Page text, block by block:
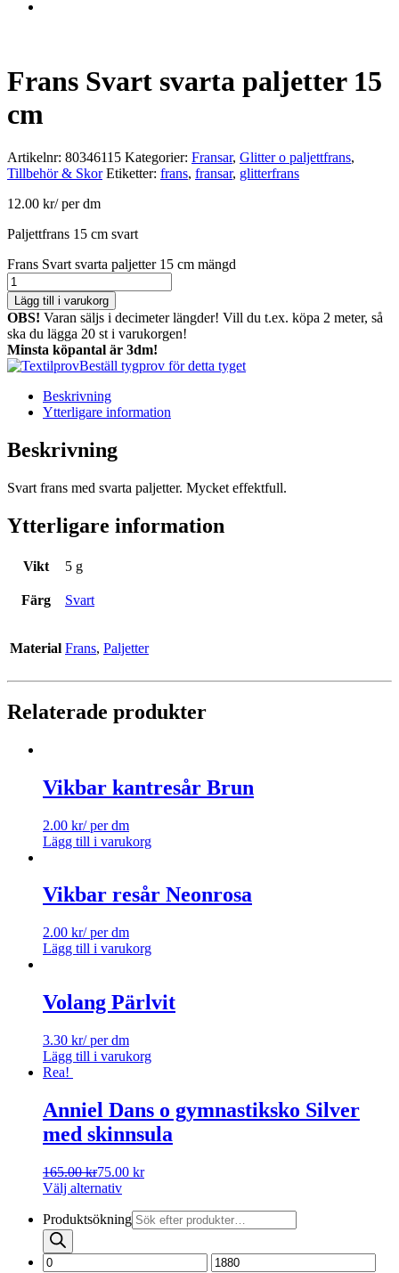
Frans Svart svarta paljetter 15
cm
Artikelnr: 80346115 Kategorier: Fransar, Glitter o paljettfrans,
Tillbehör & Skor Etiketter: frans, fransar, glitterfrans
12.00 kr/ per dm
Paljettfrans 15 cm svart
Frans Svart svarta paljetter 15 cm mängd
Lägg till i varukorg
OBS! Varan säljs i decimeter längder! Vill du t.ex. köpa 2 meter, så
ska du lägga 20 st i varukorgen!
Minsta köpantal är 3dm!
Beställ tygprov för detta tyget
Beskrivning
Ytterligare information
Beskrivning
Svart frans med svarta paljetter. Mycket effektfull.
Ytterligare information
Vikt 5 g
Färg Svart
Material Frans, Paljetter
Relaterade produkter
Vikbar kantresår Brun
2.00 kr/ per dm
Lägg till i varukorg
Vikbar resår Neonrosa
2.00 kr/ per dm
Lägg till i varukorg
Volang Pärlvit
3.30 kr/ per dm
Lägg till i varukorg
Rea!
Anniel Dans o gymnastiksko Silver
med skinnsula
165.00kr75.00 kr
Välj alternativ
Produktsökning